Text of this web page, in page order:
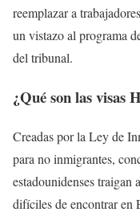
reemplazar a
un vistazo al programa
del tribunal.
¿Qué son las visas
Creadas por la Ley de
para no inmigrantes,
estadounidenses traigan
difíciles de encontrar en